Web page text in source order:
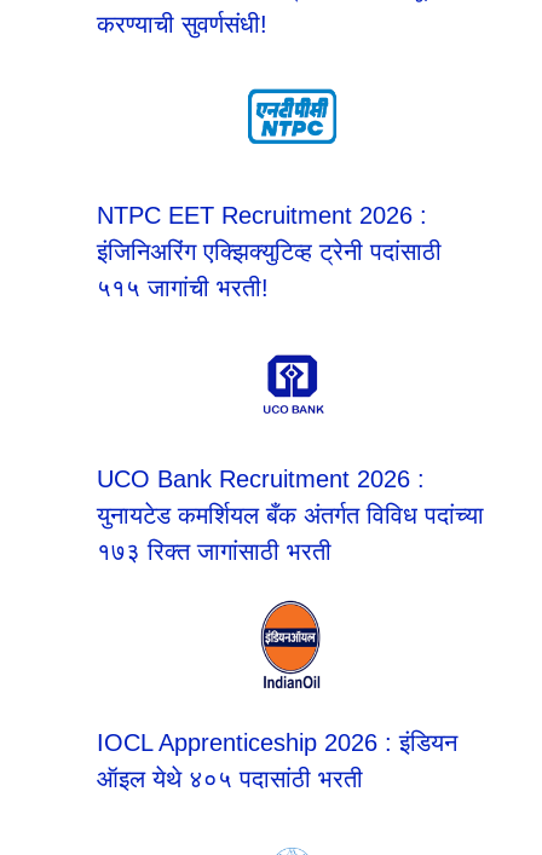
करण्याची सुवर्णसंधी!
NTPC EET Recruitment 2026 :
इंजिनिअरिंग एक्झिक्युटिव्ह ट्रेनी पदांसाठी
५१५ जागांची भरती!
UCO Bank Recruitment 2026 :
युनायटेड कमर्शियल बँक अंतर्गत विविध पदांच्या
१७३ रिक्त जागांसाठी भरती
IOCL Apprenticeship 2026 : इंडियन
ऑइल येथे ४०५ पदासांठी भरती